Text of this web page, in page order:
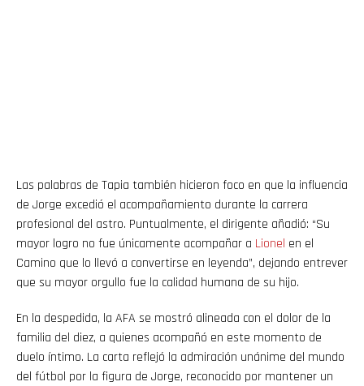
Las palabras de Tapia también hicieron foco en que la influencia
de Jorge excedió el acompañamiento durante la carrera
profesional del astro. Puntualmente, el dirigente añadió: “Su
mayor logro no fue únicamente acompañar a Lionel en el
Camino que lo llevó a convertirse en leyenda”, dejando entrever
que su mayor orgullo fue la calidad humana de su hijo.
En la despedida, la AFA se mostró alineada con el dolor de la
familia del diez, a quienes acompañó en este momento de
duelo íntimo. La carta reflejó la admiración unánime del mundo
del fútbol por la figura de Jorge, reconocido por mantener un